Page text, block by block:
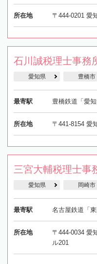
所在地 〒444-0201 愛
石川誠税理士事務
愛知県 豊橋市
最寄駅 豊橋鉄道「愛
所在地 〒441-8154 愛
三宮大輔税理士事
愛知県 岡崎市
最寄駅 名古屋鉄道「
所在地
〒444-0034 愛
ル201